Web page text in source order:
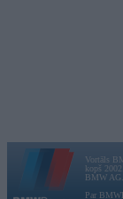
Vortāls
kopš
BMW AG.
Par